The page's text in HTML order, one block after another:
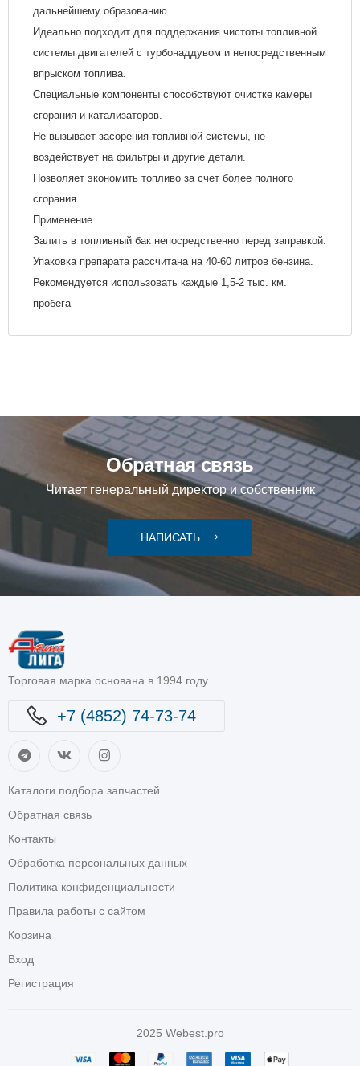
дальнейшему образованию.
Идеально подходит для поддержания чистоты топливной
системы двигателей с турбонаддувом и непосредственным
впрыском топлива.
Специальные компоненты способствуют очистке камеры
сгорания и катализаторов.
Не вызывает засорения топливной системы, не
воздействует на фильтры и другие детали.
Позволяет экономить топливо за счет более полного
сгорания.
Применение
Залить в топливный бак непосредственно перед заправкой.
Упаковка препарата рассчитана на 40-60 литров бензина.
Рекомендуется использовать каждые 1,5-2 тыс. км.
пробега
Обратная связь
Читает генеральный директор и собственник
НАПИСАТЬ
Торговая марка основана в 1994 году
+7 (4852) 74-73-74
Каталоги подбора запчастей
Обратная связь
Контакты
Обработка персональных данных
Политика конфиденциальности
Правила работы с сайтом
Корзина
Вход
Регистрация
2025 Webest.pro